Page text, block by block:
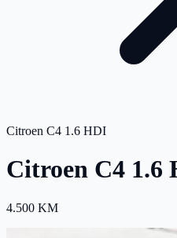
Citroen C4 1.6 HDI
Citroen C4 1.6
4.500 KM